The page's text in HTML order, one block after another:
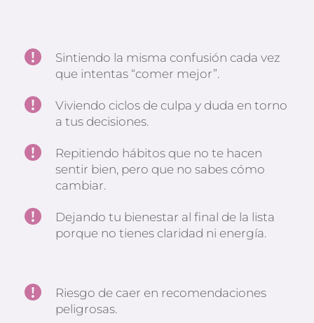
Sintiendo la misma confusión cada vez
que intentas “comer mejor”.
Viviendo ciclos de culpa y duda en torno
a tus decisiones.
Repitiendo hábitos que no te hacen
sentir bien, pero que no sabes cómo
cambiar.
Dejando tu bienestar al final de la lista
porque no tienes claridad ni energía.
Riesgo de caer en recomendaciones
peligrosas.